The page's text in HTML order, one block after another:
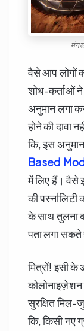
वैसे आप लोगों
शोध-कर्ताओं ने
अनुमान लगा
होने की दावा
कि, इस अनुमान
Based
में लिए हैं। वैसे
की
के साथ तुलना
पता लगा सकते
मित्रों! इसी
कोलोनाइज़ेशन
सुरक्षित
कि, किसी नए